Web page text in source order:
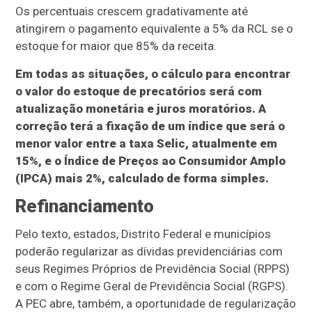
Os percentuais crescem gradativamente até
atingirem o pagamento equivalente a 5% da RCL se o
estoque for maior que 85% da receita.
Em todas as situações, o cálculo para encontrar
o valor do estoque de precatórios será com
atualização monetária e juros moratórios. A
correção terá a fixação de um índice que será o
menor valor entre a taxa Selic, atualmente em
15%, e o Índice de Preços ao Consumidor Amplo
(IPCA) mais 2%, calculado de forma simples.
Refinanciamento
Pelo texto, estados, Distrito Federal e municípios
poderão regularizar as dívidas previdenciárias com
seus Regimes Próprios de Previdência Social (RPPS)
e com o Regime Geral de Previdência Social (RGPS).
A PEC abre, também, a oportunidade de regularização